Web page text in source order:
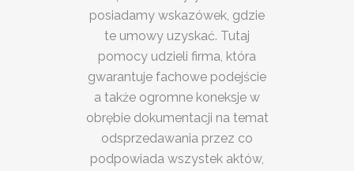
posiadamy wskazówek, gdzie
te umowy uzyskać. Tutaj
pomocy udzieli firma, która
gwarantuje fachowe podejście
a także ogromne koneksje w
obrębie dokumentacji na temat
odsprzedawania przez co
podpowiada wszystek aktów,